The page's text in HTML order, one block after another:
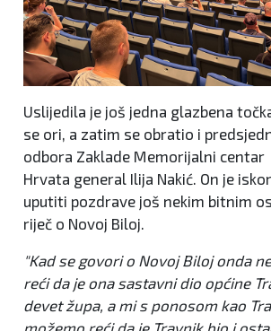
Uslijedila je još jedna glazbena
se ori, a zatim se obratio i
odbora Zaklade Memorijalni centar
Hrvata general Ilija Nakić. On je
uputiti pozdrave još nekim bitnim
riječ o Novoj Biloj.
"Kad se govori o Novoj Biloj onda
reći da je ona sastavni dio općine
devet župa, a mi s ponosom kao